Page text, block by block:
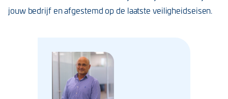
jouw bedrijf en afgestemd op de laatste veiligheidseisen.